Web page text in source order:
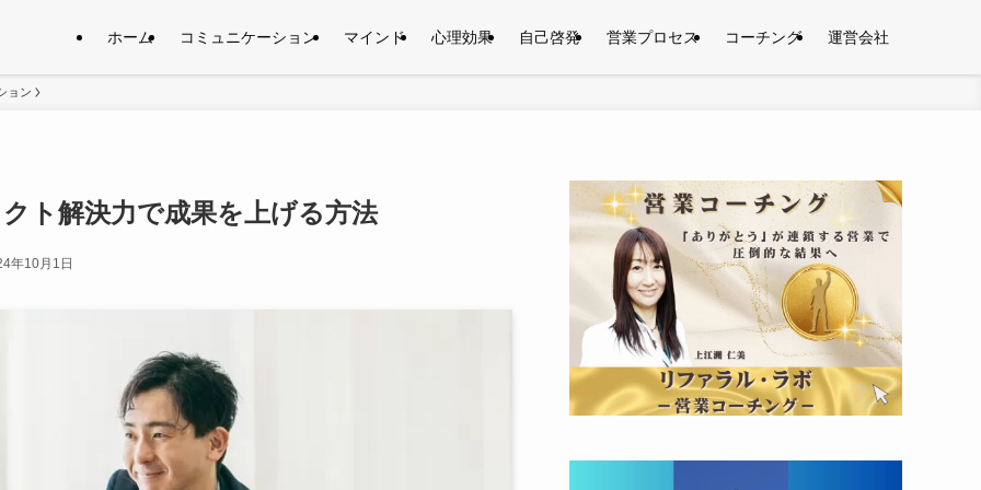
ホーム コミュニケーション マインド 心理効果 自己啓発 営業プロセス コーチング 運営会社
ョン
ト解決力で成果を上げる方法
年10月1日